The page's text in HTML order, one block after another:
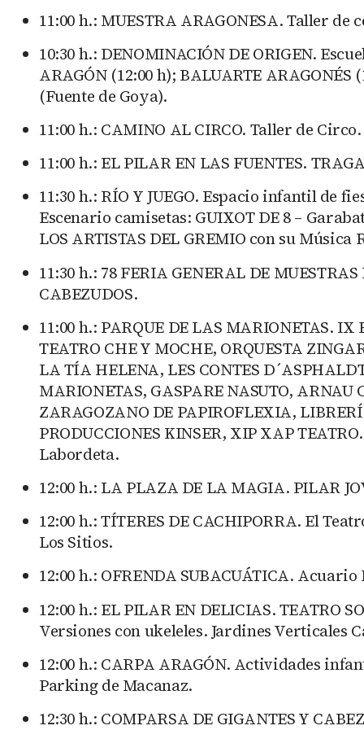
11:00 h.: MUESTRA ARAGONESA. Taller
10:30 h.: DENOMINACIÓN DE ORIGEN.
ARAGÓN (12:00 h); BALUARTE ARAGONÉS
(Fuente de Goya).
11:00 h.: CAMINO AL CIRCO. Taller de
11:00 h.: EL PILAR EN LAS FUENTES.
11:30 h.: RÍO Y JUEGO. Espacio infantil de
Escenario camisetas: GUIXOT DE 8 –
LOS ARTISTAS DEL GREMIO con su
11:30 h.: 78 FERIA GENERAL DE
CABEZUDOS.
11:00 h.: PARQUE DE LAS MARIONETAS.
TEATRO CHE Y MOCHE, ORQUESTA
LA TÍA HELENA, LES CONTES
MARIONETAS, GASPARE NASUTO,
ZARAGOZANO DE PAPIROFLEXIA,
PRODUCCIONES KINSER, XIP XAP
Labordeta.
12:00 h.: LA PLAZA DE LA MAGIA. PILAR
12:00 h.: TÍTERES DE CACHIPORRA. El
Los Sitios.
12:00 h.: OFRENDA SUBACUÁTICA.
12:00 h.: EL PILAR EN DELICIAS. TEATRO
Versiones con ukeleles. Jardines Verticales
12:00 h.: CARPA ARAGÓN. Actividades
Parking de Macanaz.
12:30 h.: COMPARSA DE GIGANTES Y